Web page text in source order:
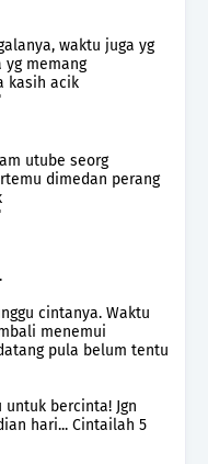
waktu juga yg
yg memang
kasih acik
utube seorg
dimedan perang
cintanya. Waktu
menemui
pula belum tentu
untuk bercinta! Jgn
hari... Cintailah 5